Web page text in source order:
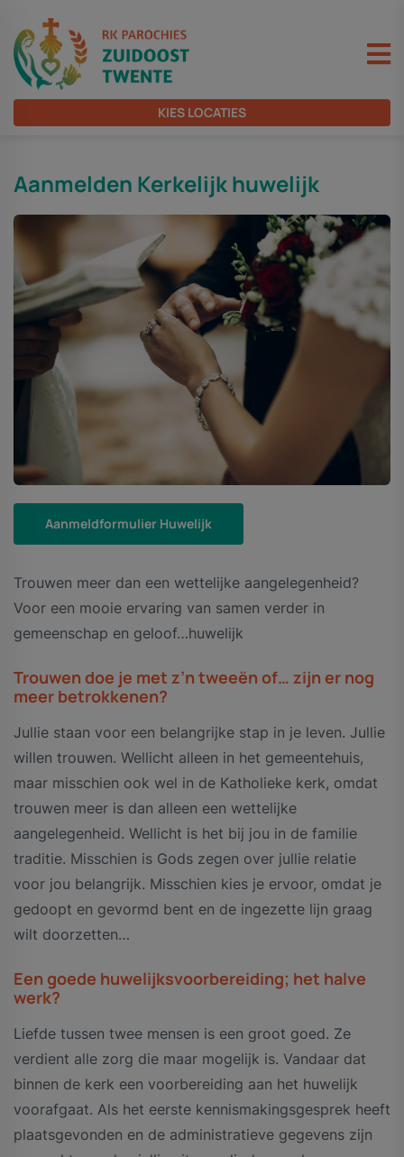
KIES LOCATIES
Aanmelden Kerkelijk huwelijk
Aanmeldformulier Huwelijk
Trouwen meer dan een wettelijke aangelegenheid?
Voor een mooie ervaring van samen verder in
gemeenschap en geloof…huwelijk
Trouwen doe je met z’n tweeën of… zijn er nog
meer betrokkenen?
Jullie staan voor een belangrijke stap in je leven. Jullie
willen trouwen. Wellicht alleen in het gemeentehuis,
maar misschien ook wel in de Katholieke kerk, omdat
trouwen meer is dan alleen een wettelijke
aangelegenheid. Wellicht is het bij jou in de familie
traditie. Misschien is Gods zegen over jullie relatie
voor jou belangrijk. Misschien kies je ervoor, omdat je
gedoopt en gevormd bent en de ingezette lijn graag
wilt doorzetten…
Een goede huwelijksvoorbereiding; het halve
werk?
Liefde tussen twee mensen is een groot goed. Ze
verdient alle zorg die maar mogelijk is. Vandaar dat
binnen de kerk een voorbereiding aan het huwelijk
voorafgaat. Als het eerste kennismakingsgesprek heeft
plaatsgevonden en de administratieve gegevens zijn